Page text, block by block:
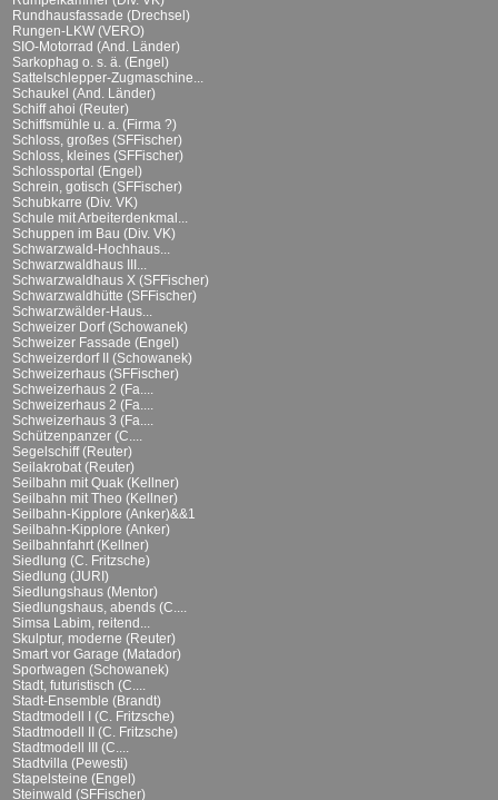
Rundhausfassade (Drechsel)
Rungen-LKW (VERO)
SIO-Motorrad (And. Länder)
Sarkophag o. s. ä. (Engel)
Sattelschlepper-Zugmaschine...
Schaukel (And. Länder)
Schiff ahoi (Reuter)
Schiffsmühle u. a. (Firma ?)
Schloss, großes (SFFischer)
Schloss, kleines (SFFischer)
Schlossportal (Engel)
Schrein, gotisch (SFFischer)
Schubkarre (Div. VK)
Schule mit Arbeiterdenkmal...
Schuppen im Bau (Div. VK)
Schwarzwald-Hochhaus...
Schwarzwaldhaus III...
Schwarzwaldhaus X (SFFischer)
Schwarzwaldhütte (SFFischer)
Schwarzwälder-Haus...
Schweizer Dorf (Schowanek)
Schweizer Fassade (Engel)
Schweizerdorf II (Schowanek)
Schweizerhaus (SFFischer)
Schweizerhaus 2 (Fa....
Schweizerhaus 2 (Fa....
Schweizerhaus 3 (Fa....
Schützenpanzer (C....
Segelschiff (Reuter)
Seilakrobat (Reuter)
Seilbahn mit Quak (Kellner)
Seilbahn mit Theo (Kellner)
Seilbahn-Kipplore (Anker)&&1
Seilbahn-Kipplore (Anker)
Seilbahnfahrt (Kellner)
Siedlung (C. Fritzsche)
Siedlung (JURI)
Siedlungshaus (Mentor)
Siedlungshaus, abends (C....
Simsa Labim, reitend...
Skulptur, moderne (Reuter)
Smart vor Garage (Matador)
Sportwagen (Schowanek)
Stadt, futuristisch (C....
Stadt-Ensemble (Brandt)
Stadtmodell I (C. Fritzsche)
Stadtmodell II (C. Fritzsche)
Stadtmodell III (C....
Stadtvilla (Pewesti)
Stapelsteine (Engel)
Steinwald (SFFischer)